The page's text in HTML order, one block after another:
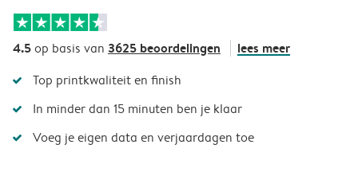
4.5op basis van 3625 beoordelingen lees meer
Top printkwaliteit en finish
In minder dan 15 minuten ben je klaar
Voeg je eigen data en verjaardagen toe